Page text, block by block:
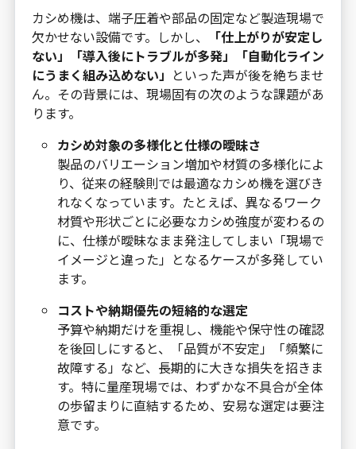
カシめ機は、端子圧着や部品の固定など製造現場で
欠かせない設備です。しかし、
「仕上がりが安定し
ない」「導入後にトラブルが多発」「自動化ライン
にうまく組み込めない」 といった声が後を絶ちませ
ん。その背景には、現場固有の次のような課題があ
ります。
カシめ対象の多様化と仕様の曖昧さ
製品のバリエーション増加や材質の多様化によ
り、従来の経験則では最適なカシめ機を選びき
れなくなっています。たとえば、異なるワーク
材質や形状ごとに必要なカシめ強度が変わるの
に、仕様が曖昧なまま発注してしまい「現場で
イメージと違った」となるケースが多発してい
ます。
コストや納期優先の短絡的な選定
予算や納期だけを重視し、機能や保守性の確認
を後回しにすると、「品質が不安定」「頻繁に
故障する」など、長期的に大きな損失を招きま
す。特に量産現場では、わずかな不具合が全体
の歩留まりに直結するため、安易な選定は要注
意です。